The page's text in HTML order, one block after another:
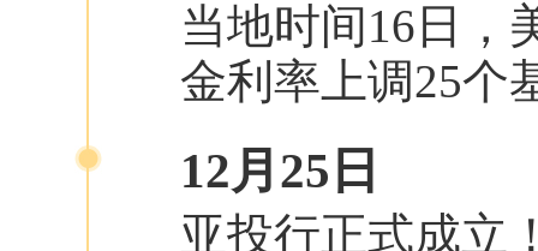
当地时间16日，
金利率上调25个
12月25日
亚投行正式成立